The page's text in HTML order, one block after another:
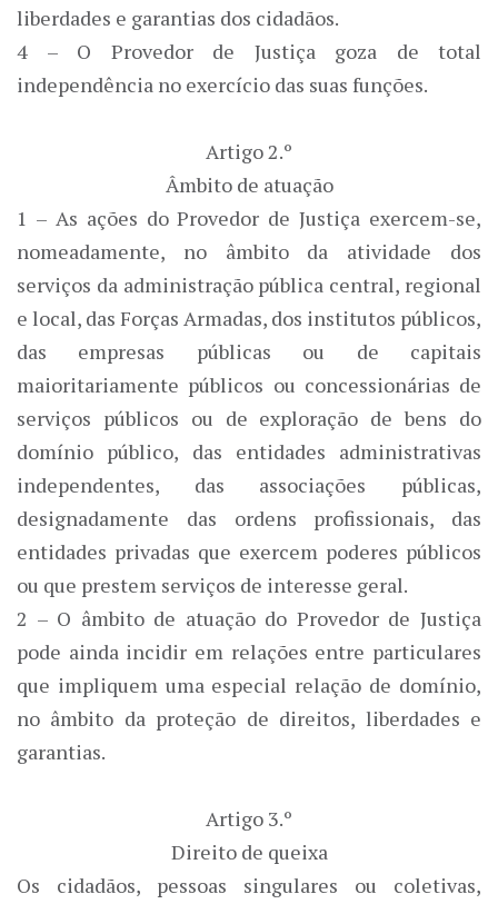
liberdades e garantias dos cidadãos.
4 – O Provedor de Justiça goza de total
independência no exercício das suas funções.
Artigo 2.º
Âmbito de atuação
1 – As ações do Provedor de Justiça exercem-se,
nomeadamente, no âmbito da atividade dos
serviços da administração pública central, regional
e local, das Forças Armadas, dos institutos públicos,
das empresas públicas ou de capitais
maioritariamente públicos ou concessionárias de
serviços públicos ou de exploração de bens do
domínio público, das entidades administrativas
independentes, das associações públicas,
designadamente das ordens profissionais, das
entidades privadas que exercem poderes públicos
ou que prestem serviços de interesse geral.
2 – O âmbito de atuação do Provedor de Justiça
pode ainda incidir em relações entre particulares
que impliquem uma especial relação de domínio,
no âmbito da proteção de direitos, liberdades e
garantias.
Artigo 3.º
Direito de queixa
Os cidadãos, pessoas singulares ou coletivas,